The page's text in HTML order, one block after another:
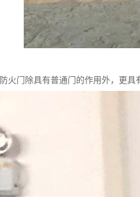
防火门除具有普通门的作用外，更具